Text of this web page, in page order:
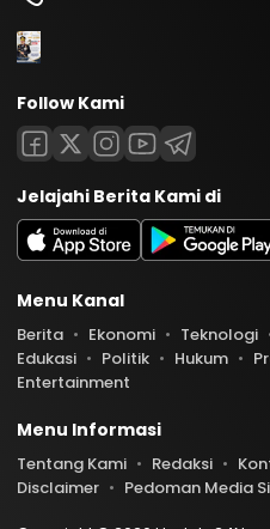
Follow Kami
Jelajahi Berita Kami di
Menu Kanal
Berita Ekonomi Teknologi
Edukasi
Politik Hukum
Entertainment
Menu Informasi
Tentang Kami Redaksi
Disclaimer
Pedoman Media